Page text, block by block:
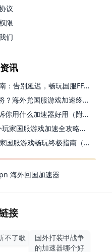
议
限
们
讯
海外最终幻想14加速器免费指南：告别延迟，畅玩国服FF14的正确打开方式
马来西亚怎么玩随便玩长沙麻将？海外党国服游戏加速终极指南（含跑跑无尽冬日解决方案）
在国外玩弹弹堂总卡？这篇告诉你用什么加速器好用（附印尼玩模拟农场流放之路秘籍）
国外能打王国保卫战4吗？海外玩家国服游戏加速全攻略（附实测推荐）
出国旅游能玩wow吗？海外玩家国服游戏畅玩终极指南（附FF14激战2解决方案）
海外回国加速器
接
不了歌
国外打装甲战争
的加速器哪个好